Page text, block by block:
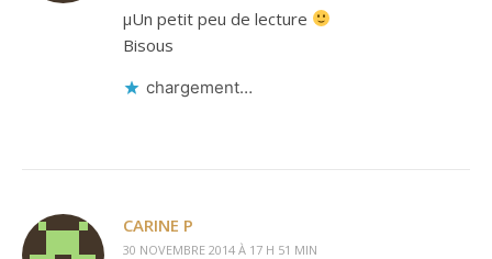
µUn petit peu de lecture
Bisous
chargement…
CARINE P
30 NOVEMBRE 2014 À 17 H 51 MIN